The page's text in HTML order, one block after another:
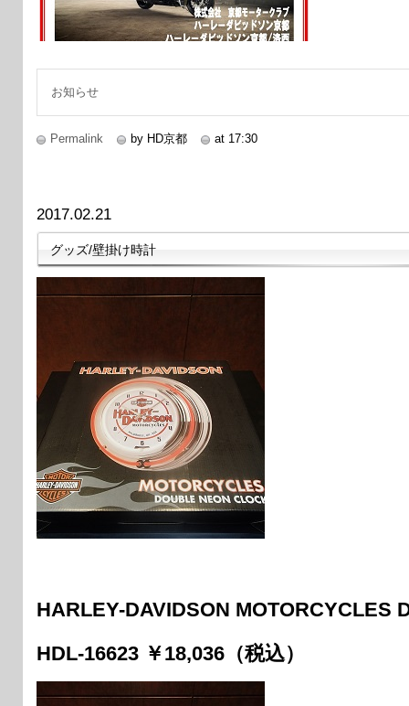
お知らせ
Permalink by HD京都 at 17:30
2017.02.21
グッズ/壁掛け時計
HARLEY-DAVIDSON MOTORCYCLES
HDL-16623 ￥18,036（税込）